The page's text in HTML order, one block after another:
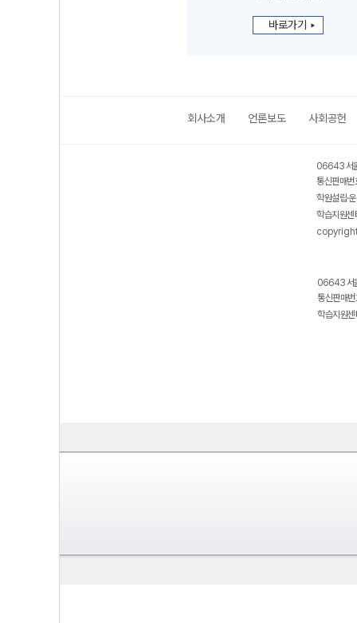
바로가기
회사소개 언론보도 사회공헌
06643 서
통신판매
학원설립·
학습지원
06643 서
통신판매
학습지원